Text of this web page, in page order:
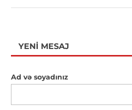
YENI MESAJ
Ad və soyadınız